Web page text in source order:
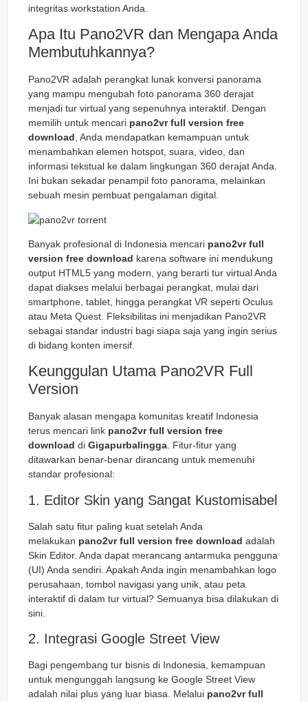
integritas workstation Anda.
Apa Itu Pano2VR dan Mengapa Anda
Membutuhkannya?
Pano2VR adalah perangkat lunak konversi panorama
yang mampu mengubah foto panorama 360 derajat
menjadi tur virtual yang sepenuhnya interaktif. Dengan
memilih untuk mencari pano2vr full version free
download , Anda mendapatkan kemampuan untuk
menambahkan elemen hotspot, suara, video, dan
informasi tekstual ke dalam lingkungan 360 derajat Anda.
Ini bukan sekadar penampil foto panorama, melainkan
sebuah mesin pembuat pengalaman digital.
Banyak profesional di Indonesia mencari pano2vr full
version free download karena software ini mendukung
output HTML5 yang modern, yang berarti tur virtual Anda
dapat diakses melalui berbagai perangkat, mulai dari
smartphone, tablet, hingga perangkat VR seperti Oculus
atau Meta Quest. Fleksibilitas ini menjadikan Pano2VR
sebagai standar industri bagi siapa saja yang ingin serius
di bidang konten imersif.
Keunggulan Utama Pano2VR Full
Version
Banyak alasan mengapa komunitas kreatif Indonesia
terus mencari link pano2vr full version free
download di Gigapurbalingga. Fitur-fitur yang
ditawarkan benar-benar dirancang untuk memenuhi
standar profesional:
1. Editor Skin yang Sangat Kustomisabel
Salah satu fitur paling kuat setelah Anda
melakukan pano2vr full version free download adalah
Skin Editor. Anda dapat merancang antarmuka pengguna
(UI) Anda sendiri. Apakah Anda ingin menambahkan logo
perusahaan, tombol navigasi yang unik, atau peta
interaktif di dalam tur virtual? Semuanya bisa dilakukan di
sini.
2. Integrasi Google Street View
Bagi pengembang tur bisnis di Indonesia, kemampuan
untuk mengunggah langsung ke Google Street View
adalah nilai plus yang luar biasa. Melalui pano2vr full